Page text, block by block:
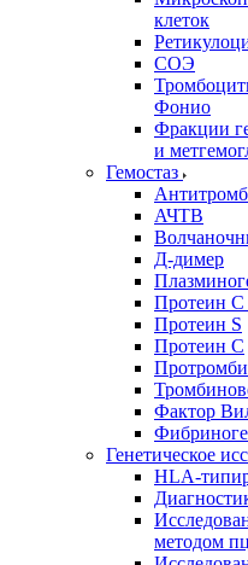
клеток
СОЭ
Фонио
Фракции
и
Гемостаз
АЧТВ
Д-димер
Протеин C
Протеин S
Протеин С
Фактор
Генетическое
HLA-
методом